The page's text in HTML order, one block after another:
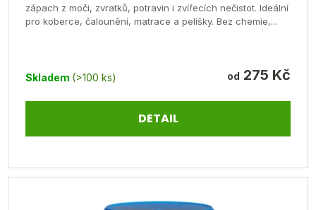
je
5,0
hvězdiček.
Skladem (>100 ks) od 275 Kč
DETAIL
zápach z moči, zvratků, potravin i zvířecích nečistot. Ideální
pro koberce, čalounění, matrace a pelíšky. Bez chemie,...
Powered by chaterimo